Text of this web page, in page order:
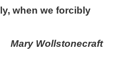
when we forcibly